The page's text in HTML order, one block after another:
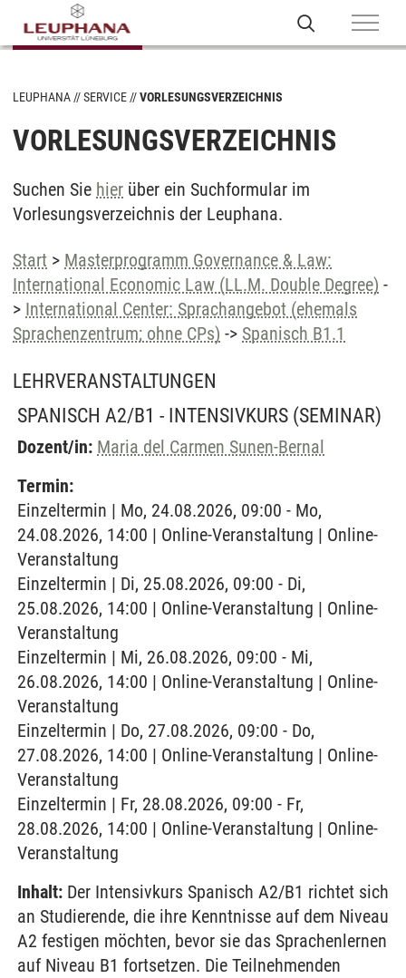
LEUPHANA SERVICE VORLESUNGSVERZEICHNIS
VORLESUNGSVERZEICHNIS
Suchen Sie hier über ein Suchformular im
Vorlesungsverzeichnis der Leuphana.
Start > Masterprogramm Governance & Law:
International Economic Law (LL.M. Double Degree) -
> International Center: Sprachangebot (ehemals
Sprachenzentrum; ohne CPs) -> Spanisch B1.1
LEHRVERANSTALTUNGEN
SPANISCH A2/B1 - INTENSIVKURS (SEMINAR)
Dozent/in: Maria del Carmen Sunen-Bernal
Termin:
Einzeltermin | Mo, 24.08.2026, 09:00 - Mo,
24.08.2026, 14:00 | Online-Veranstaltung | Online-
Veranstaltung
Einzeltermin | Di, 25.08.2026, 09:00 - Di,
25.08.2026, 14:00 | Online-Veranstaltung | Online-
Veranstaltung
Einzeltermin | Mi, 26.08.2026, 09:00 - Mi,
26.08.2026, 14:00 | Online-Veranstaltung | Online-
Veranstaltung
Einzeltermin | Do, 27.08.2026, 09:00 - Do,
27.08.2026, 14:00 | Online-Veranstaltung | Online-
Veranstaltung
Einzeltermin | Fr, 28.08.2026, 09:00 - Fr,
28.08.2026, 14:00 | Online-Veranstaltung | Online-
Veranstaltung
Inhalt: Der Intensivkurs Spanisch A2/B1 richtet sich
an Studierende, die ihre Kenntnisse auf dem Niveau
A2 festigen möchten, bevor sie das Sprachenlernen
auf Niveau B1 fortsetzen. Die Teilnehmenden